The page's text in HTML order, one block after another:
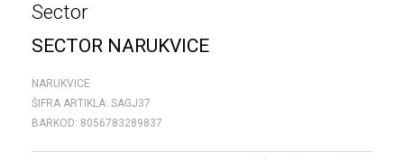
Sector
SECTOR NARUKVICE
NARUKVICE
ŠIFRA ARTIKLA: SAGJ37
BARKOD: 8056783289837